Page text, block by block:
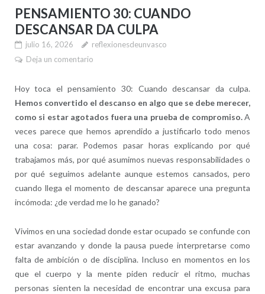
PENSAMIENTO 30: CUANDO
DESCANSAR DA CULPA
julio 16, 2026
reflexionesdeunvasco
Deja un comentario
Hoy toca el pensamiento 30: Cuando descansar da culpa.
Hemos convertido el descanso en algo que se debe merecer,
como si estar agotados fuera una prueba de compromiso.A
veces parece que hemos aprendido a justificarlo todo menos
una cosa: parar. Podemos pasar horas explicando por qué
trabajamos más, por qué asumimos nuevas responsabilidades o
por qué seguimos adelante aunque estemos cansados, pero
cuando llega el momento de descansar aparece una pregunta
incómoda: ¿de verdad me lo he ganado?
Vivimos en una sociedad donde estar ocupado se confunde con
estar avanzando y donde la pausa puede interpretarse como
falta de ambición o de disciplina. Incluso en momentos en los
que el cuerpo y la mente piden reducir el ritmo, muchas
personas sienten la necesidad de encontrar una excusa para